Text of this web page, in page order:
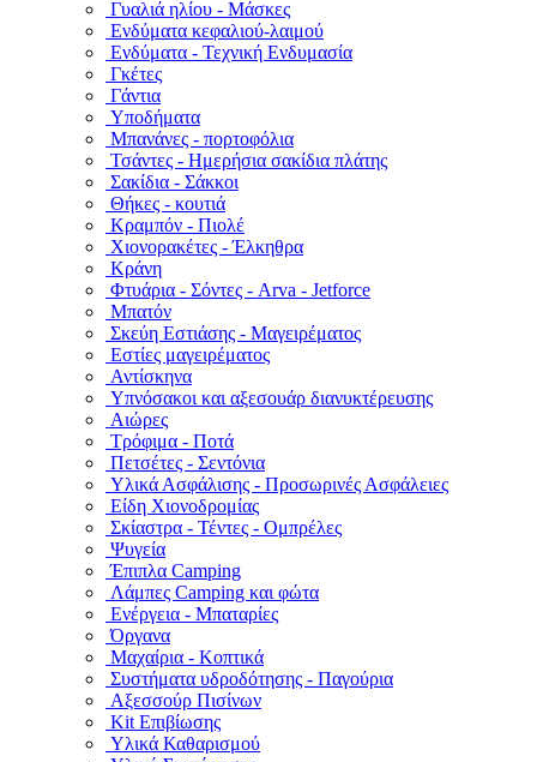
Γυαλιά ηλίου - Μάσκες
Ενδύματα κεφαλιού-λαιμού
Ενδύματα - Τεχνική Ενδυμασία
Γκέτες
Γάντια
Υποδήματα
Μπανάνες - πορτοφόλια
Τσάντες - Ημερήσια σακίδια πλάτης
Σακίδια - Σάκκοι
Θήκες - κουτιά
Κραμπόν - Πιολέ
Χιονορακέτες - Έλκηθρα
Κράνη
Φτυάρια - Σόντες - Arva - Jetforce
Μπατόν
Σκεύη Εστιάσης - Μαγειρέματος
Εστίες μαγειρέματος
Αντίσκηνα
Υπνόσακοι και αξεσουάρ διανυκτέρευσης
Αιώρες
Τρόφιμα - Ποτά
Πετσέτες - Σεντόνια
Υλικά Ασφάλισης - Προσωρινές Ασφάλειες
Είδη Χιονοδρομίας
Σκίαστρα - Τέντες - Ομπρέλες
Ψυγεία
Έπιπλα Camping
Λάμπες Camping και φώτα
Ενέργεια - Μπαταρίες
Όργανα
Μαχαίρια - Κοπτικά
Συστήματα υδροδότησης - Παγούρια
Αξεσσούρ Πισίνων
Kit Επιβίωσης
Υλικά Καθαρισμού